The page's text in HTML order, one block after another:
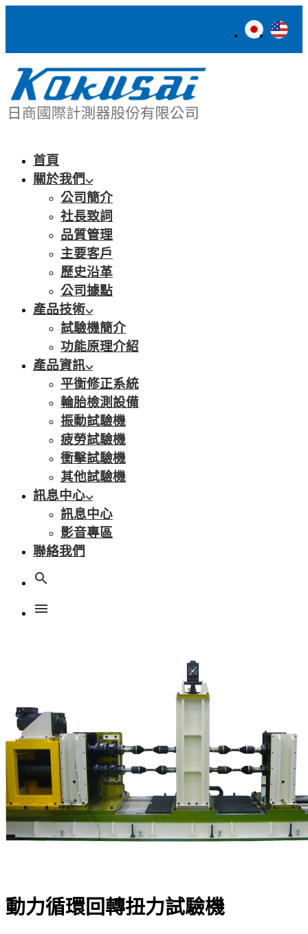
首頁
關於我們
公司簡介
社長致詞
品質管理
主要客戶
歷史沿革
公司據點
產品技術
試驗機簡介
功能原理介紹
產品資訊
平衡修正系統
輪胎檢測設備
振動試驗機
疲勞試驗機
衝擊試驗機
其他試驗機
訊息中心
訊息中心
影音專區
聯絡我們
search
menu
動力循環回轉扭力試驗機